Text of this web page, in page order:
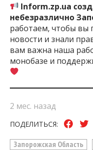
Inform.zp.ua
небезразлично
работаем, чтобы вы
новости и знали
вам важна наша
монобазе и
2 мес. назад
ПОДЕЛИТЬСЯ:
Запорожская Область